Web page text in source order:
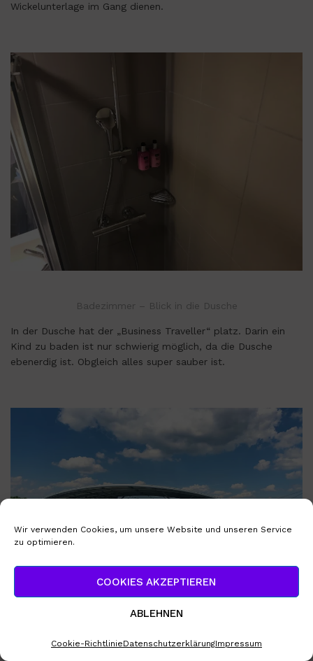
Wir verwenden Cookies, um unsere Website und unseren Service
zu optimieren.
COOKIES AKZEPTIEREN
ABLEHNEN
Cookie-RichtlinieDatenschutzerklärungImpressum
Wickelunterlage im Gang dienen.
Badezimmer – Blick in die Dusche
In der Dusche hat der „Business Traveller“ platz. Darin ein
Kind zu baden ist nur schwierig möglich, da die Dusche
ebenerdig ist. Obgleich alles super sauber ist.